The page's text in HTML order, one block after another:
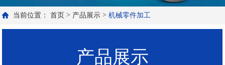
当前位置： 首页 > 产品展示 >机械零件加工
产品展示